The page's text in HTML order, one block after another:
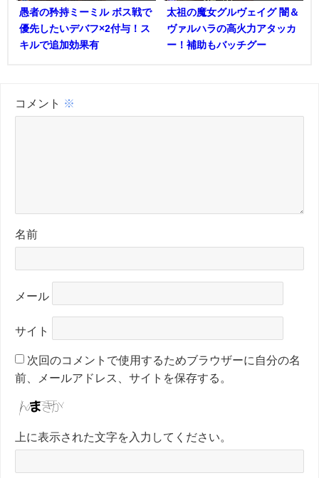
愚者の矜持ミーミル ボス戦で
優先したいデバフ×2付与！ス
キルで追加効果有
太祖の魔女グルヴェイグ 闇＆
ヴァルハラの高火力アタッカ
ー！補助もバッチグー
コメント ※
名前
メール
サイト
次回のコメントで使用するためブラウザーに自分の名
前、メールアドレス、サイトを保存する。
上に表示された文字を入力してください。